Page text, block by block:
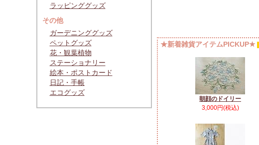
ラッピンググッズ
その他
ガーデニンググッズ
ペットグッズ
花・観葉植物
ステーショナリー
絵本・ポストカード
日記・手帳
エコグッズ
★新着雑貨アイテムPICKUP★
朝顔のドイリー
3,000円(税込)